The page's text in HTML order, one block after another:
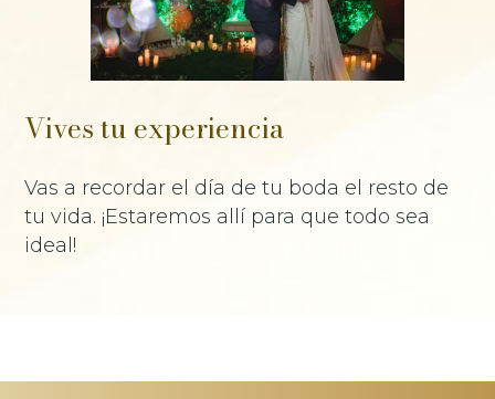
Vives tu experiencia
Vas a recordar el día de tu boda el resto de
tu vida. ¡Estaremos allí para que todo sea
ideal!